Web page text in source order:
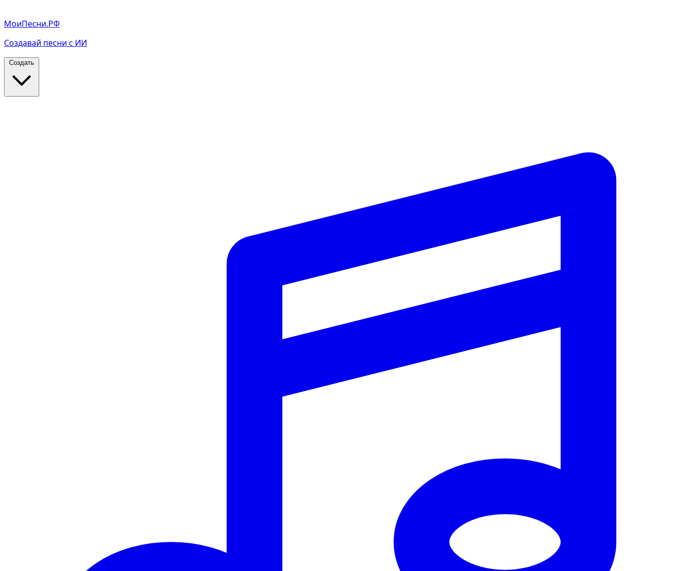
МоиПесни.РФ
Создавай песни с ИИ
Создать